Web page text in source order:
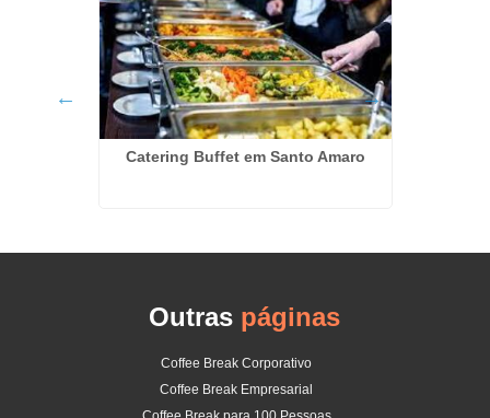
Catering Buffet em Santo Amaro
Outras páginas
Coffee Break Corporativo
Coffee Break Empresarial